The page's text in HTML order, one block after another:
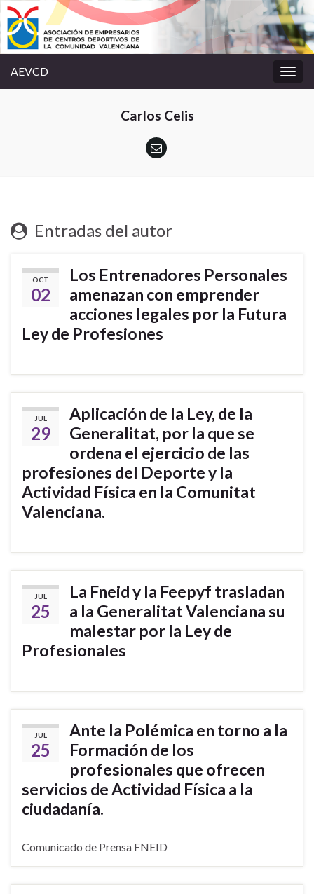
la
AEVCD
Carlos Celis
Entradas del autor
OCT
02
Los Entrenadores Personales
amenazan con emprender
acciones legales por la Futura
Ley de Profesiones
JUL
29
Aplicación de la Ley, de la
Generalitat, por la que se
ordena el ejercicio de las
profesiones del Deporte y la
Actividad Física en la Comunitat
Valenciana.
JUL
25
La Fneid y la Feepyf trasladan
a la Generalitat Valenciana su
malestar por la Ley de
Profesionales
JUL
25
Ante la Polémica en torno a la
Formación de los
profesionales que ofrecen
servicios de Actividad Física a la
ciudadanía.
Comunicado de Prensa FNEID